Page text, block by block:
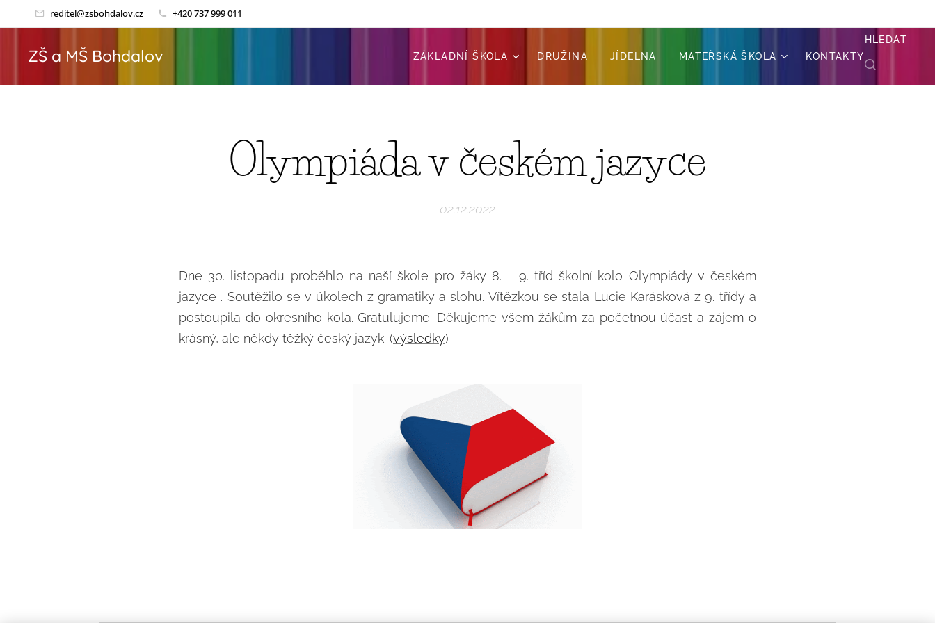
reditel@zsbohdalov.cz +420 737 999 011
ZŠ a MŠ Bohdalov ZÁKLADNÍ ŠKOLA DRUŽINA JÍDELNA MATEŘSKÁ ŠKOLA KONTAKTY
HLEDAT
Olympiáda v českém jazyce
02.12.2022
Dne 30. listopadu proběhlo na naší škole pro žáky 8. - 9. tříd školní kolo Olympiády v českém
jazyce . Soutěžilo se v úkolech z gramatiky a slohu. Vítězkou se stala Lucie Karásková z 9. třídy a
postoupila do okresního kola. Gratulujeme. Děkujeme všem žákům za početnou účast a zájem o
krásný, ale někdy těžký český jazyk. (výsledky)